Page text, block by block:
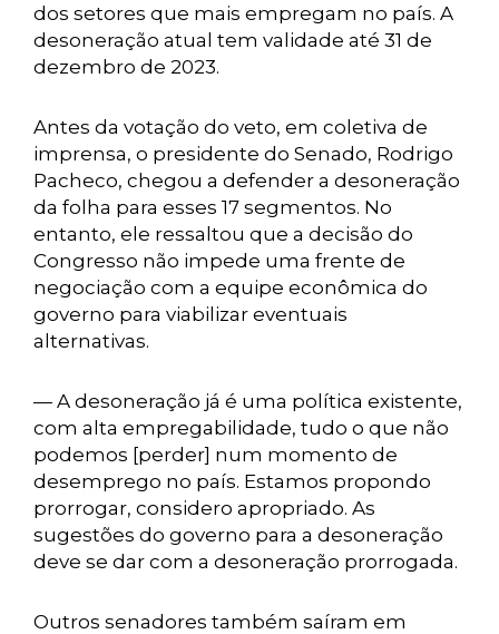
dos setores que mais empregam no país. A
desoneração atual tem validade até 31 de
dezembro de 2023.
Antes da votação do veto, em coletiva de
imprensa, o presidente do Senado, Rodrigo
Pacheco, chegou a defender a desoneração
da folha para esses 17 segmentos. No
entanto, ele ressaltou que a decisão do
Congresso não impede uma frente de
negociação com a equipe econômica do
governo para viabilizar eventuais
alternativas.
— A desoneração já é uma política existente,
com alta empregabilidade, tudo o que não
podemos [perder] num momento de
desemprego no país. Estamos propondo
prorrogar, considero apropriado. As
sugestões do governo para a desoneração
deve se dar com a desoneração prorrogada.
Outros senadores também saíram em